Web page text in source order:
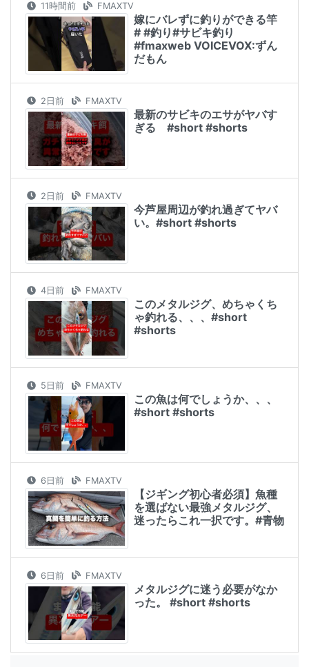
11時間前 FMAXTV
嫁にバレずに釣りができる竿
# #釣り#サビキ釣り
#fmaxweb VOICEVOX:ずん
だもん
2日前 FMAXTV
最新のサビキのエサがヤバす
ぎる #short #shorts
2日前 FMAXTV
今芦屋周辺が釣れ過ぎてヤバ
い。#short #shorts
4日前 FMAXTV
このメタルジグ、めちゃくち
ゃ釣れる、、、#short
#shorts
5日前 FMAXTV
この魚は何でしょうか、、、
#short #shorts
6日前 FMAXTV
【ジギング初心者必須】魚種
を選ばない最強メタルジグ、
迷ったらこれ一択です。#青物
6日前 FMAXTV
メタルジグに迷う必要がなか
った。 #short #shorts